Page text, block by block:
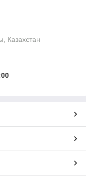
Казахстан